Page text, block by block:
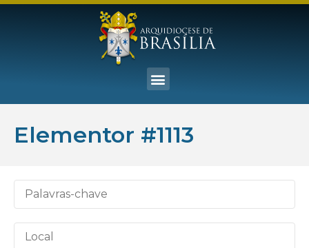
Elementor #1113